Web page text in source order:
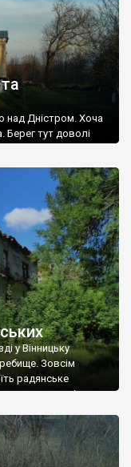
над Дністром. Хоча
Берег тут доволі
навколишніх
Точної дати […]
у Вінницьку
Зовсім
радянське
а трохи далі, десь
траві – […]